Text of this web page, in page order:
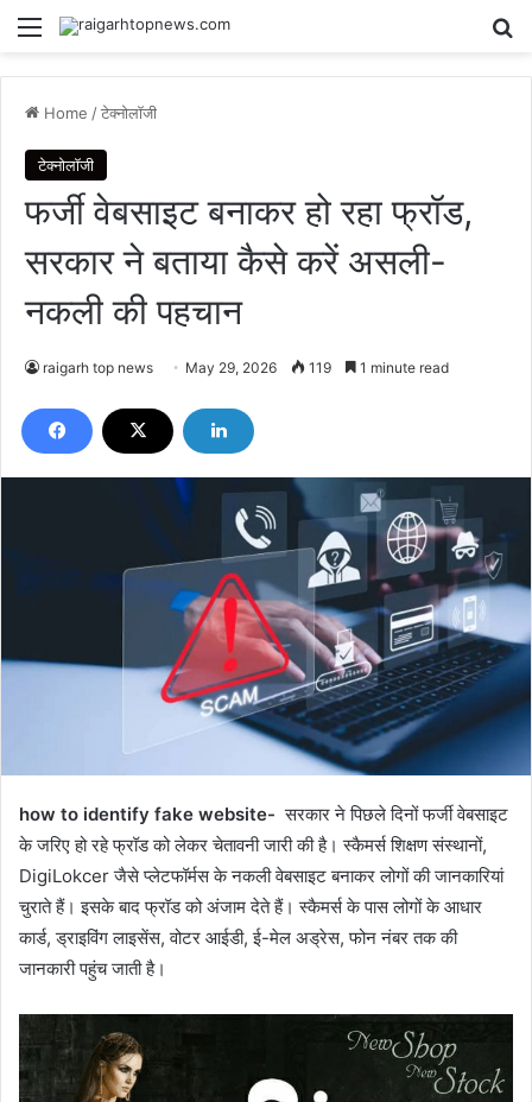
Menu
Home /टेक्नोलॉजी
टेक्नोलॉजी
फर्जी वेबसाइट बनाकर हो रहा फ्रॉड,
सरकार ने बताया कैसे करें असली-
नकली की पहचान
raigarh top news May 29, 2026 119 1 minute read
how to identify fake website- सरकार ने पिछले दिनों फर्जी वेबसाइट
के जरिए हो रहे फ्रॉड को लेकर चेतावनी जारी की है। स्कैमर्स शिक्षण संस्थानों,
DigiLokcer जैसे प्लेटफॉर्मस के नकली वेबसाइट बनाकर लोगों की जानकारियां
चुराते हैं। इसके बाद फ्रॉड को अंजाम देते हैं। स्कैमर्स के पास लोगों के आधार
कार्ड, ड्राइविंग लाइसेंस, वोटर आईडी, ई-मेल अड्रेस, फोन नंबर तक की
जानकारी पहुंच जाती है।